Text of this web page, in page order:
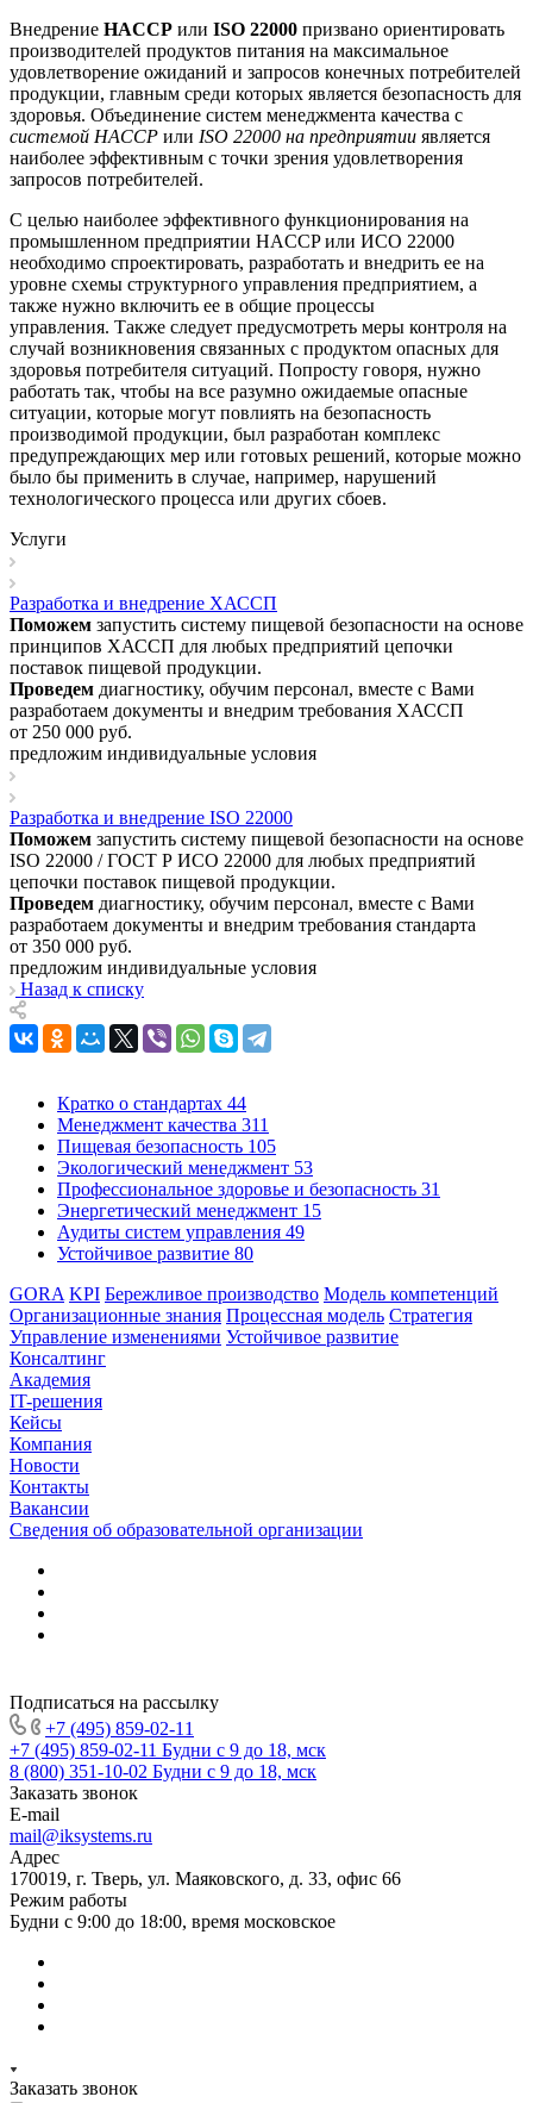
Внедрение HACCP или ISO 22000 призвано ориентировать
производителей продуктов питания на максимальное
удовлетворение ожиданий и запросов конечных потребителей
продукции, главным среди которых является безопасность для
здоровья. Объединение систем менеджмента качества с
системой HACCP или ISO 22000 на предприятии является
наиболее эффективным с точки зрения удовлетворения
запросов потребителей.
С целью наиболее эффективного функционирования на
промышленном предприятии HACCP или ИСО 22000
необходимо спроектировать, разработать и внедрить ее на
уровне схемы структурного управления предприятием, а
также нужно включить ее в общие процессы
управления. Также следует предусмотреть меры контроля на
случай возникновения связанных с продуктом опасных для
здоровья потребителя ситуаций. Попросту говоря, нужно
работать так, чтобы на все разумно ожидаемые опасные
ситуации, которые могут повлиять на безопасность
производимой продукции, был разработан комплекс
предупреждающих мер или готовых решений, которые можно
было бы применить в случае, например, нарушений
технологического процесса или других сбоев.
Услуги
Разработка и внедрение ХАССП
Поможем запустить систему пищевой безопасности на основе
принципов ХАССП для любых предприятий цепочки
поставок пищевой продукции.
Проведем диагностику, обучим персонал, вместе с Вами
разработаем документы и внедрим требования ХАССП
от 250 000 руб.
предложим индивидуальные условия
Разработка и внедрение ISO 22000
Поможем запустить систему пищевой безопасности на основе
ISO 22000 / ГОСТ Р ИСО 22000 для любых предприятий
цепочки поставок пищевой продукции.
Проведем диагностику, обучим персонал, вместе с Вами
разработаем документы и внедрим требования стандарта
от 350 000 руб.
предложим индивидуальные условия
Назад к списку
Кратко о стандартах 44
Менеджмент качества 311
Пищевая безопасность 105
Экологический менеджмент 53
Профессиональное здоровье и безопасность 31
Энергетический менеджмент 15
Аудиты систем управления 49
Устойчивое развитие 80
GORA KPI Бережливое производство Модель компетенций
Организационные знания Процессная модель Стратегия
Управление изменениями Устойчивое развитие
Консалтинг
Академия
IT-решения
Кейсы
Компания
Новости
Контакты
Вакансии
Сведения об образовательной организации
Подписаться на рассылку
+7 (495) 859-02-11
+7 (495) 859-02-11 Будни с 9 до 18, мск
8 (800) 351-10-02 Будни с 9 до 18, мск
Заказать звонок
E-mail
mail@iksystems.ru
Адрес
170019, г. Тверь, ул. Маяковского, д. 33, офис 66
Режим работы
Будни с 9:00 до 18:00, время московское
Заказать звонок